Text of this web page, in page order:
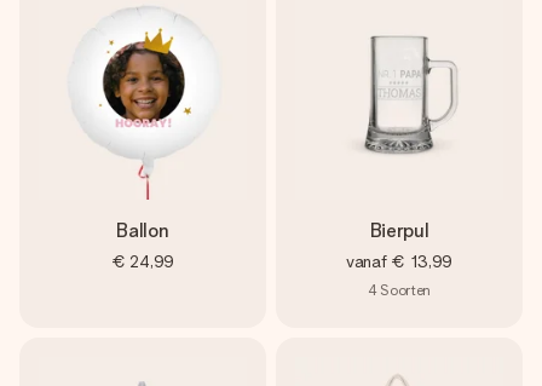
Ballon
€ 24,99
Bierpul
vanaf € 13,99
4 Soorten